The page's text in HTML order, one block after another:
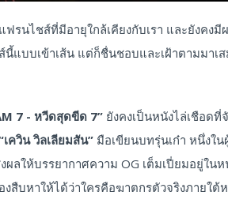
ฟรนไชส์ที่มีอายุใกล้เคียงกับเรา และยังคงมี
บบเข้าเส้น แต่ก็ชื่นชอบและเฝ้าตามมาเ
7 - หวีดสุดขีด 7” ยังคงเป็นหนังไล่เชือด
เควิน วิลเลียมสัน” มือเขียนบทรุ่นเก๋า หนึ่งใ
ลให้บรรยากาศความ OG เต็มเปี่ยมอยู่ใน
สืบหาให้ได้ว่าใครคือฆาตกรตัวจริงภายใ